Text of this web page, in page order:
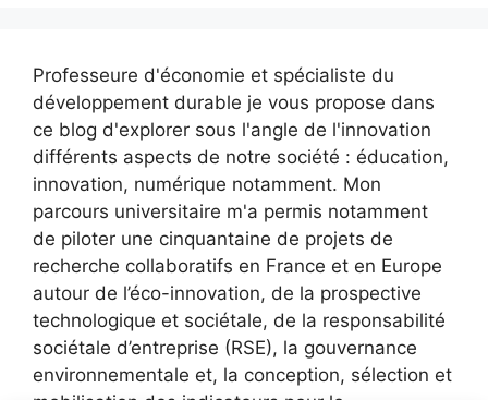
Professeure d'économie et spécialiste du
développement durable je vous propose dans
ce blog d'explorer sous l'angle de l'innovation
différents aspects de notre société : éducation,
innovation, numérique notamment. Mon
parcours universitaire m'a permis notamment
de piloter une cinquantaine de projets de
recherche collaboratifs en France et en Europe
autour de l’éco-innovation, de la prospective
technologique et sociétale, de la responsabilité
sociétale d’entreprise (RSE), la gouvernance
environnementale et, la conception, sélection et